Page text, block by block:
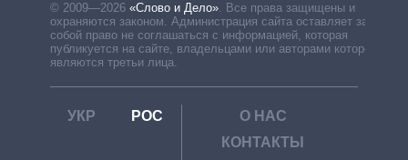
© 2009—2026 «Слово и Дело». Все права защищены и
охраняются законом. Администрация сайта оставляет за
собой право не соглашаться с информацией, которая
публикуется на сайте, владельцами или авторами которой
являются третьи лица.
УКР РОС
О НАС
КОНТАКТЫ